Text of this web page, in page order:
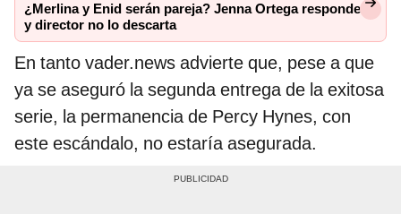
¿Merlina y Enid serán pareja? Jenna Ortega responde
y director no lo descarta
En tanto vader.news advierte que, pese a que
ya se aseguró la segunda entrega de la exitosa
serie, la permanencia de Percy Hynes, con
este escándalo, no estaría asegurada.